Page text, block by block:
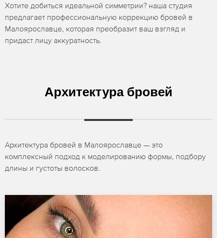
Хотите добиться идеальной симметрии? наша студия
предлагает профессиональную коррекцию бровей в
Малоярославце, которая преобразит ваш взгляд и
придаст лицу аккуратность.
Архитектура бровей
Архитектура бровей в Малоярославце — это
комплексный подход к моделированию формы, подбору
длины и густоты волосков.